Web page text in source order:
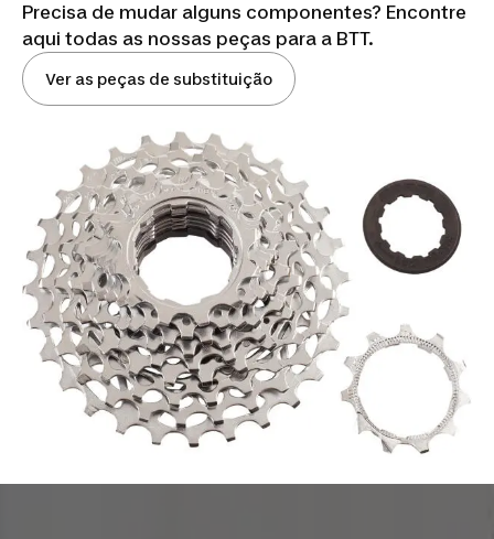
Precisa de mudar alguns componentes? Encontre
aqui todas as nossas peças para a BTT.
Ver as peças de substituição